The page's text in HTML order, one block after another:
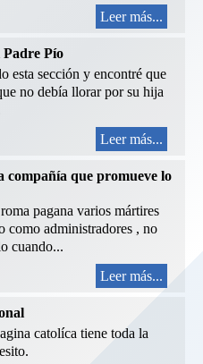
Leer más...
Padre Pío
esta sección y encontré que
no debía llorar por su hija
Leer más...
compañía que promueve lo
pagana varios mártires
como administradores , no
cuando...
Leer más...
catolíca tiene toda la